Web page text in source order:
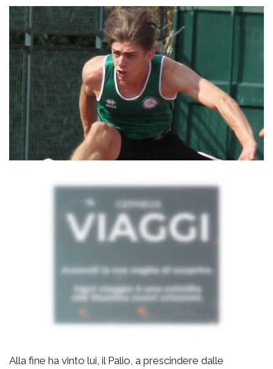
Alla fine ha vinto lui, il Palio, a prescindere dalle